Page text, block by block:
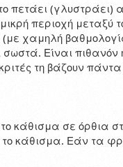
πετάει
περιοχή μεταξύ
χαμηλή
σωστά. Είναι
κριτές τη βάζουν
κάθισμα σε όρθια
το κάθισμα. Εάν τα